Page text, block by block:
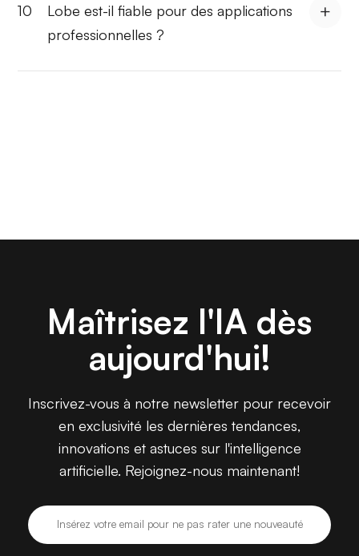
10
Lobe est-il fiable pour des applications
professionnelles ?
Maîtrisez l'IA dès
aujourd'hui!
Inscrivez-vous à notre newsletter pour recevoir
en exclusivité les dernières tendances,
innovations et astuces sur l'intelligence
artificielle. Rejoignez-nous maintenant!